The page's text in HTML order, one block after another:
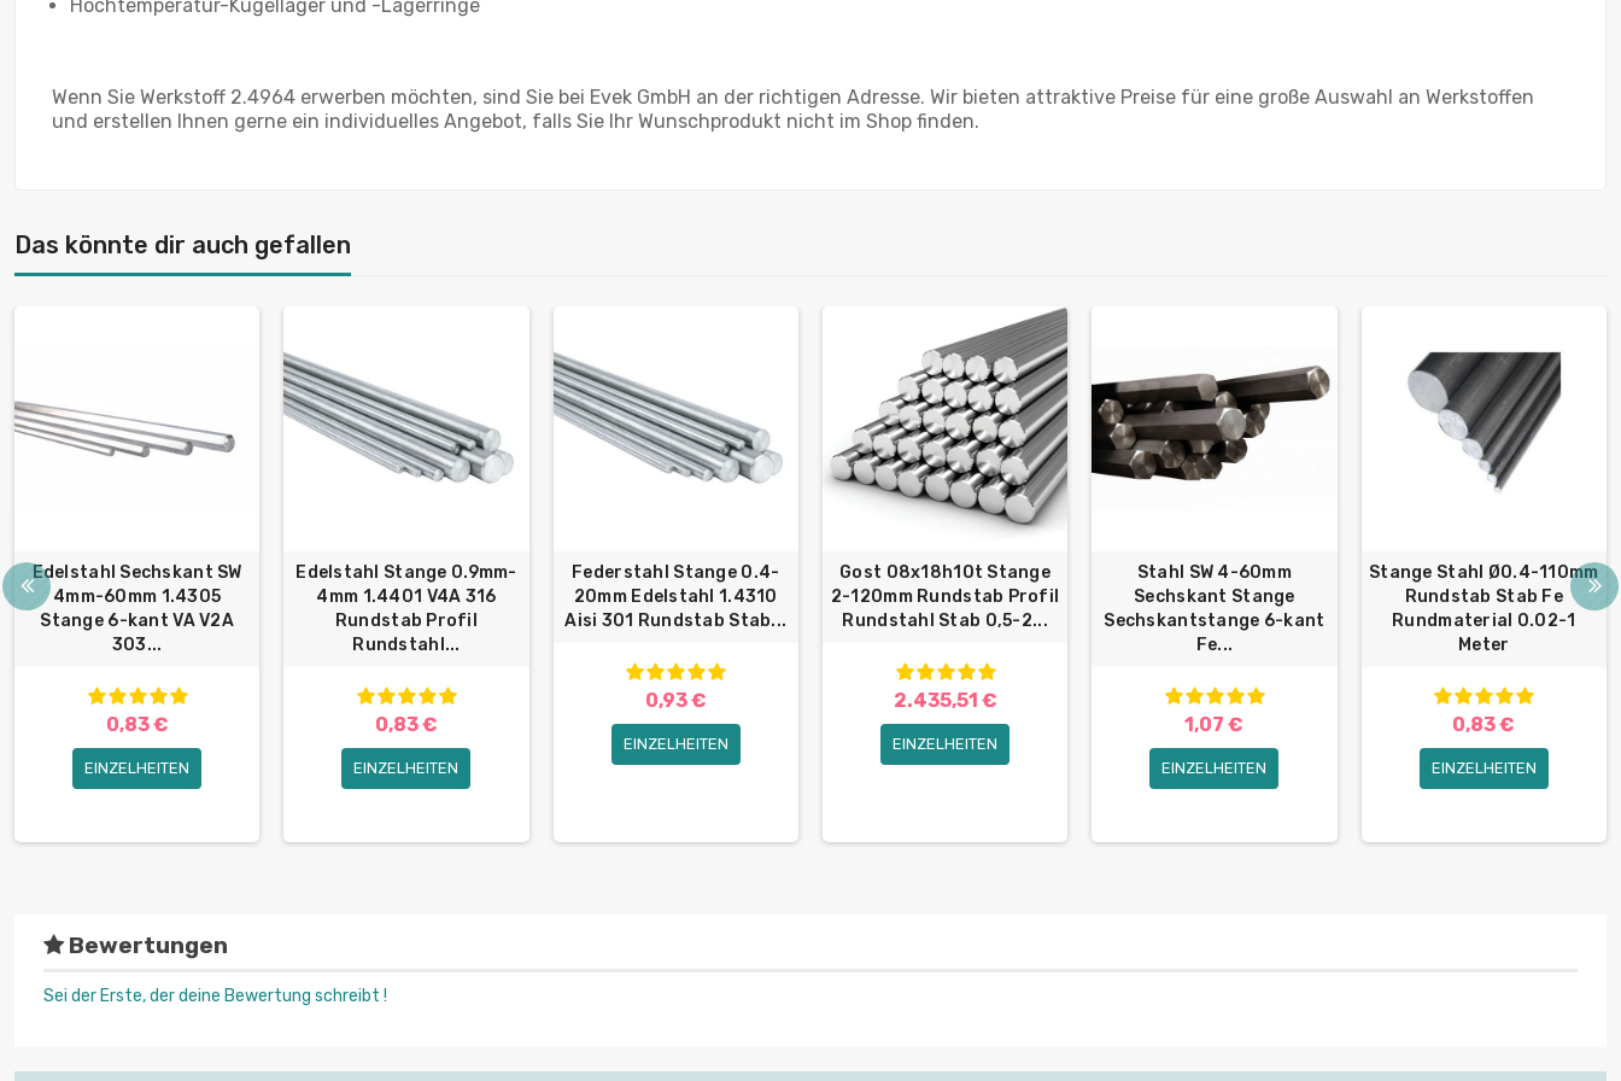
Hochtemperatur-Kugellager und -Lagerringe
Wenn Sie Werkstoff 2.4964 erwerben möchten, sind Sie bei Evek GmbH an der richtigen Adresse. Wir bieten attraktive Preise für eine große Auswahl an Werkstoffen
und erstellen Ihnen gerne ein individuelles Angebot, falls Sie Ihr Wunschprodukt nicht im Shop finden.
Das könnte dir auch gefallen
Edelstahl Sechskant SW
4mm-60mm 1.4305
Stange 6-kant VA V2A
303...
0,83 €
EINZELHEITEN
Edelstahl Stange 0.9mm-
4mm 1.4401 V4A 316
Rundstab Profil
Rundstahl...
0,83 €
EINZELHEITEN
Federstahl Stange 0.4-
20mm Edelstahl 1.4310
Aisi 301 Rundstab Stab...
0,93 €
EINZELHEITEN
Gost 08x18h10t Stange
2-120mm Rundstab Profil
Rundstahl Stab 0,5-2...
2.435,51 €
EINZELHEITEN
Stahl SW 4-60mm
Sechskant Stange
Sechskantstange 6-kant
Fe...
1,07 €
EINZELHEITEN
Stange Stahl Ø0.4-110mm
Rundstab Stab Fe
Rundmaterial 0.02-1
Meter
0,83 €
EINZELHEITEN
Bewertungen
Sei der Erste, der deine Bewertung schreibt !